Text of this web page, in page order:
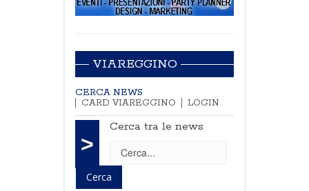
VIAREGGINO
CERCA NEWS
CARD VIAREGGINO
LOGIN
>
Cerca tra le news